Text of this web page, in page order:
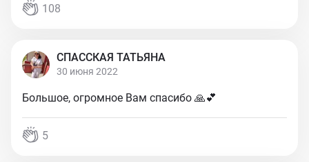
108
СПАССКАЯ ТАТЬЯНА
30 июня 2022
Большое, огромное Вам спасибо 🙏💕
5